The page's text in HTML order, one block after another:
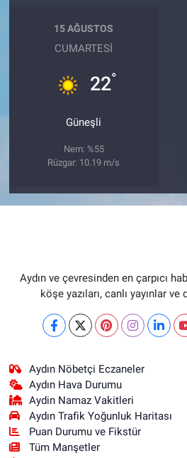
15 AĞUSTOS
CUMARTESI
22°
Güneşli
Nem: %55
Rüzgar: 10.19 m/s
Aydın ve çevresinden en çarpıcı
köşe yazıları, canlı yayınlar
Aydın Nöbetçi Eczaneler
Aydın Hava Durumu
Aydin Namaz Vakitleri
Aydın Trafik Yoğunluk Haritası
Puan Durumu ve Fikstür
Tüm Manşetler